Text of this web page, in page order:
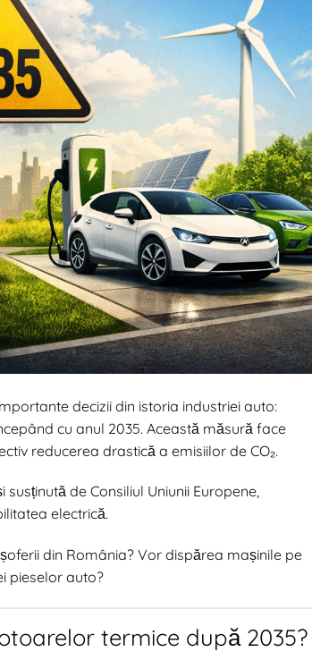
decizii din istoria industriei auto:
cu anul 2035. Această măsură face
reducerea drastică a emisiilor de CO₂.
de Consiliul Uniunii Europene,
electrică.
din România? Vor dispărea mașinile pe
pieselor auto?
termice după 2035?